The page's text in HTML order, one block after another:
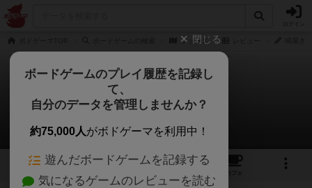
ジョーズ
ジョーズ
鳴屋さんのレビュー
3 3
カフェ
閉じる
ボードゲームのプレイ履歴を記録し
て、
自分のデータを管理しませんか？
約75,000人がボドゲーマを利用中！
遊んだボードゲームを記録する
気になるゲームのレビューを読む